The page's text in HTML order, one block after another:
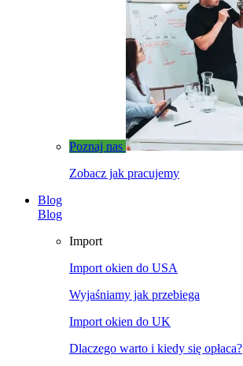
Poznaj nas
Zobacz jak pracujemy
Blog
Blog
Import
Import okien do USA
Wyjaśniamy jak przebiega
Import okien do UK
Dlaczego warto i kiedy się opłaca?